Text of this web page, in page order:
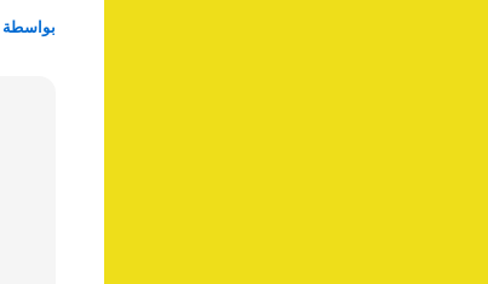
بواسطة